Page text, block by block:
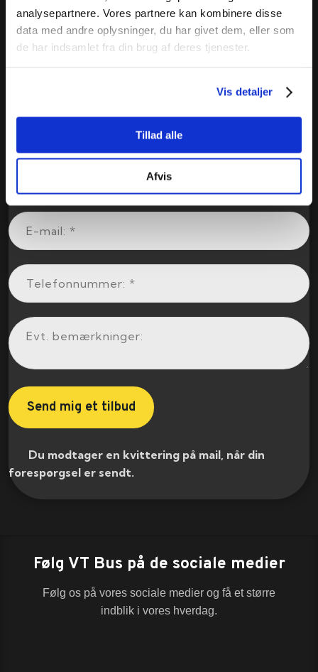
analysepartnere. Vores partnere kan kombinere disse
data med andre oplysninger, du har givet dem, eller som
de har indsamlet fra din brug af deres tjenester.
Vis detaljer
Tillad alle
Afvis
​ Du modtager en kvittering på mail, når din
forespørgsel er sendt.​
Følg VT Bus på de sociale medier
Følg os på vores sociale medier og få et større
indblik i vores hverdag.